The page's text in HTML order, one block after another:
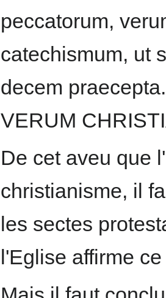
peccatorum,
catechismum, ut
decem
VERUM
De cet aveu que
christianisme, il
les sectes
l'Eglise affirme